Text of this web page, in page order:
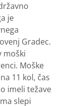
je
Gradec.
moški
Moške
11 kol, čas
imeli težave
slepi